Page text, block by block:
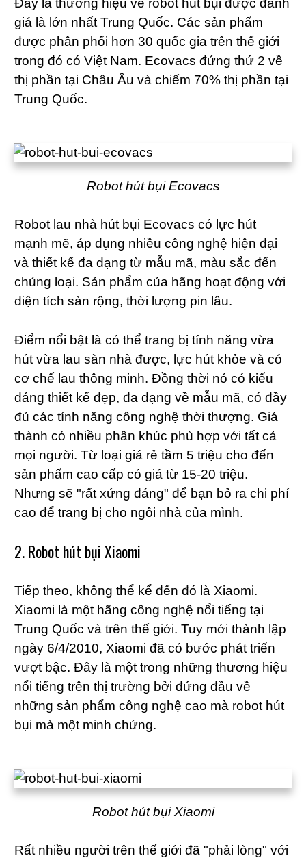
Đây là thương hiệu về robot hút bụi được đánh
giá là lớn nhất Trung Quốc. Các sản phẩm
được phân phối hơn 30 quốc gia trên thế giới
trong đó có Việt Nam. Ecovacs đứng thứ 2 về
thị phần tại Châu Âu và chiếm 70% thị phần tại
Trung Quốc.
Robot hút bụi Ecovacs
Robot lau nhà hút bụi Ecovacs có lực hút
mạnh mẽ, áp dụng nhiều công nghệ hiện đại
và thiết kế đa dạng từ mẫu mã, màu sắc đến
chủng loại. Sản phẩm của hãng hoạt động với
diện tích sàn rộng, thời lượng pin lâu.
Điểm nổi bật là có thể trang bị tính năng vừa
hút vừa lau sàn nhà được, lực hút khỏe và có
cơ chế lau thông minh. Đồng thời nó có kiểu
dáng thiết kế đẹp, đa dạng về mẫu mã, có đầy
đủ các tính năng công nghệ thời thượng. Giá
thành có nhiều phân khúc phù hợp với tất cả
mọi người. Từ loại giá rẻ tầm 5 triệu cho đến
sản phẩm cao cấp có giá từ 15-20 triệu.
Nhưng sẽ "rất xứng đáng" để bạn bỏ ra chi phí
cao để trang bị cho ngôi nhà của mình.
2. Robot hút bụi Xiaomi
Tiếp theo, không thể kể đến đó là Xiaomi.
Xiaomi là một hãng công nghệ nổi tiếng tại
Trung Quốc và trên thế giới. Tuy mới thành lập
ngày 6/4/2010, Xiaomi đã có bước phát triển
vượt bậc. Đây là một trong những thương hiệu
nổi tiếng trên thị trường bởi đứng đầu về
những sản phẩm công nghệ cao mà robot hút
bụi mà một minh chứng.
Robot hút bụi Xiaomi
Rất nhiều người trên thế giới đã "phải lòng" với